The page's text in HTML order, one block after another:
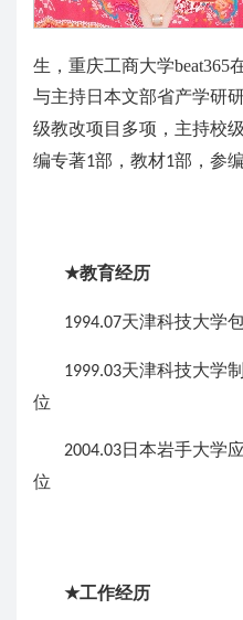
生，重庆工商大学beat365
与主持日本文部省产学研
级教改项目多项，主持校
编专著1部，教材1部，参
★教育经历
1994.07天津科技大学
1999.03天津科技大学
位
2004.03日本岩手大学
位
★工作经历